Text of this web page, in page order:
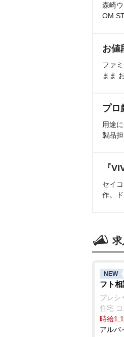
森崎
OM
お値
ファ
まま
プロ
用途
製品
『
セイ
作。
求
NEW
フト
プレシ
住宅 コ
時給
アルバ